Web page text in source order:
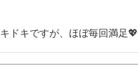
ドキですが、ほぼ毎回満足💖